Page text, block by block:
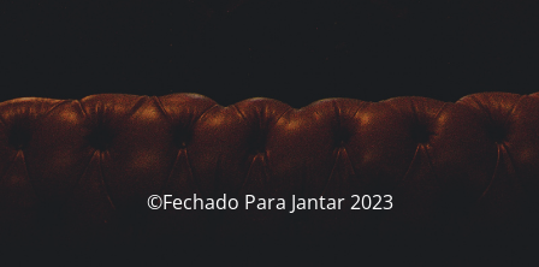
©Fechado Para Jantar 2023